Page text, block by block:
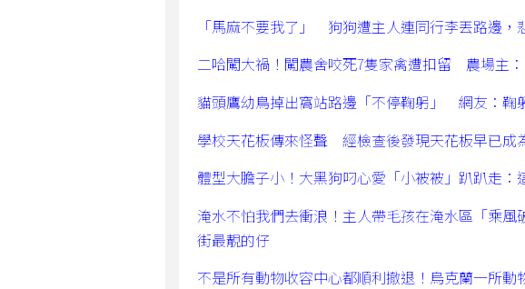
「馬麻不要我了」 狗狗遭主人連同行李丟路邊，
二哈闖大禍！闖農舍咬死7隻家禽遭扣留 農場主
貓頭鷹幼鳥掉出窩站路邊「不停鞠躬」 網友：鞠
學校天花板傳來怪聲 經檢查後發現天花板早已成
體型大膽子小！大黑狗叼心愛「小被被」趴趴走：
淹水不怕我們去衝浪！主人帶毛孩在淹水區「乘風
街最靚的仔
不是所有動物收容中心都順利撤退！烏克蘭一所動